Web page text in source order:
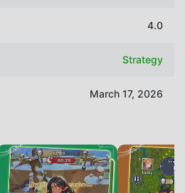
4.0
Strategy
March 17, 2026